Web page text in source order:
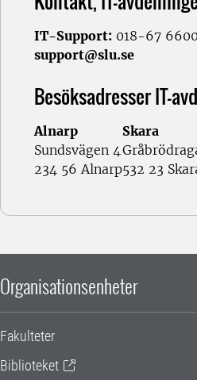
IT-Support: 018-67 6600
support@slu.se
Besöksadresser IT-
Alnarp
Sundsvägen 4
234 56 Alnarp
Skara
532 23
Organisationsenheter
Fakulteter
Biblioteket